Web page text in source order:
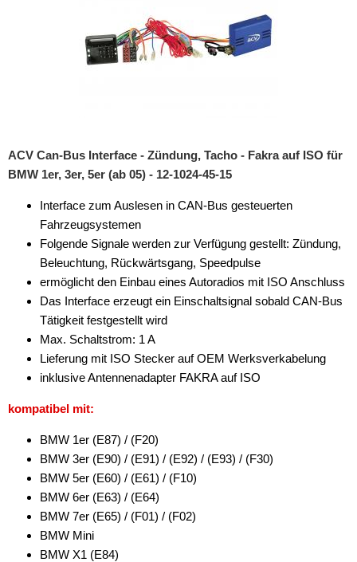
für Scania
für Volvo
für VW
Universal
Cinch-Kabel
DAB+
Entstörmaterial
Ersatzteile
Fahrzeughalter
Fernbedienungen
Freischaltmodule
ACV Can-Bus Interface - Zündung, Tacho - Fakra auf ISO für
BMW 1er, 3er, 5er (ab 05) - 12-1024-45-15
Interface zum Auslesen in CAN-Bus gesteuerten
Fahrzeugsystemen
Folgende Signale werden zur Verfügung gestellt: Zündung,
Beleuchtung, Rückwärtsgang, Speedpulse
ermöglicht den Einbau eines Autoradios mit ISO Anschluss
Das Interface erzeugt ein Einschaltsignal sobald CAN-Bus
Tätigkeit festgestellt wird
Max. Schaltstrom: 1 A
Lieferung mit ISO Stecker auf OEM Werksverkabelung
inklusive Antennenadapter FAKRA auf ISO
kompatibel mit:
BMW 1er (E87) / (F20)
BMW 3er (E90) / (E91) / (E92) / (E93) / (F30)
BMW 5er (E60) / (E61) / (F10)
BMW 6er (E63) / (E64)
BMW 7er (E65) / (F01) / (F02)
BMW Mini
BMW X1 (E84)